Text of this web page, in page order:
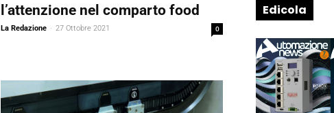
l’attenzione nel comparto food
La Redazione - 27 Ottobre 2021 0
Edicola